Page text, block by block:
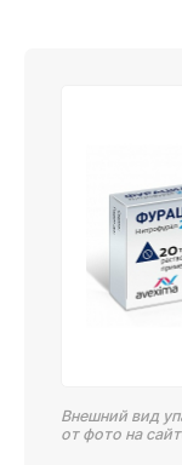
Внешний вид
от фото на